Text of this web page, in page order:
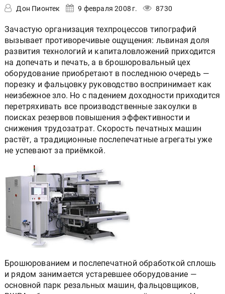
Дон Пионтек 9 февраля 2008 г. 8730
Зачастую организация техпроцессов типографий
вызывает противоречивые ощущения: львиная доля
развития технологий и капиталовложений приходится
на допечать и печать, а в брошюровальный цех
оборудование приобретают в последнюю очередь —
порезку и фальцовку руководство воспринимает как
неизбежное зло. Но с падением доходности приходится
перетряхивать все производственные закоулки в
поисках резервов повышения эффективности и
снижения трудозатрат. Скорость печатных машин
растёт, а традиционные послепечатные агрегаты уже
не успевают за приёмкой.
Брошюрованием и послепечатной обработкой сплошь
и рядом занимается устаревшее оборудование —
основной парк резальных машин, фальцовщиков,